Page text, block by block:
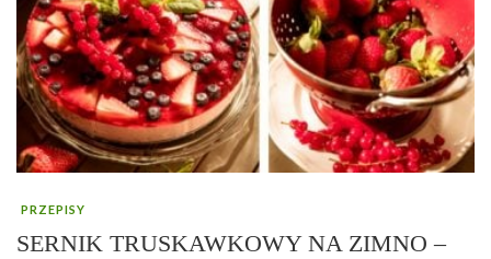
PRZEPISY
SERNIK TRUSKAWKOWY NA ZIMNO –